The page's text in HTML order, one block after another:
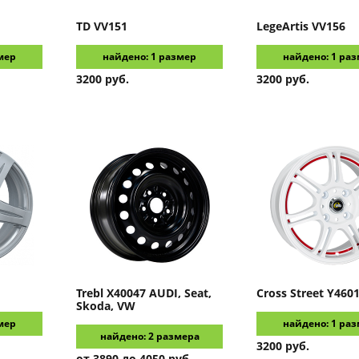
TD VV151
найдено: 1 размер
3200 руб.
LegeArtis VV156
найдено: 1
3200 руб.
Trebl X40047 AUDI, Seat,
Skoda, VW
найдено: 2 размера
Cross Street Y4601
найдено: 1
3200 руб.